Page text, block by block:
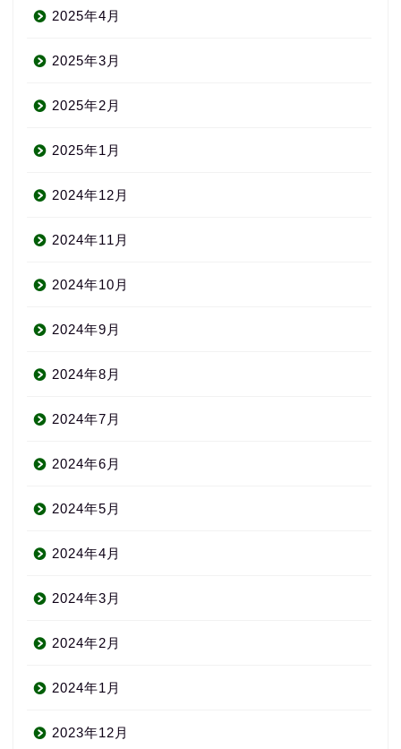
2025年4月
2025年3月
2025年2月
2025年1月
2024年12月
2024年11月
2024年10月
2024年9月
2024年8月
2024年7月
2024年6月
2024年5月
2024年4月
2024年3月
2024年2月
2024年1月
2023年12月